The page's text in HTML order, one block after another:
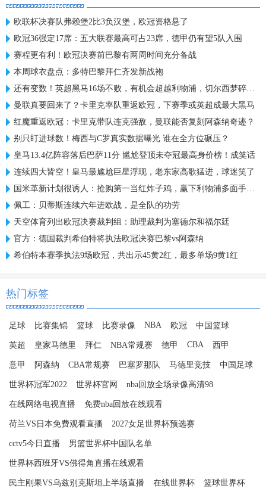
欧联杯决赛队弗赖堡2比3负汉堡，欧冠资格悬了
欧冠36强定17席：五大联赛最高可占23席，德甲仍有望5队入围
赛程更有利！欧冠决赛前巴黎有两周时间充分备战
本周球衣盘点：多特巴黎拜仁齐发新战袍
还有变数！英超黑马16场不败，有机会超越利物浦，切尔西梦碎欧冠
曼联真要回来了？卡里克率队重返欧冠，下赛季或英超成最大黑马
红魔重返欧冠：卡里克带队连克强敌，曼联能否复刻阿森纳奇迹？
别只盯进球数！梅西与C罗真实数据曝光 谁在全方位碾压？
皇马13.4亿阵容落后巴萨11分 尴尬登顶未夺冠最高身价榜！成笑话
连续四大皆空！皇马最尴尬巨星浮现，老东家高歌猛进，球迷笑了
国米革新计划很诱人：抢购第一当红炸子鸡，赢下利物浦多面手信任
佩工：贝蒂斯连续六年进欧战，是全队的功劳
天空体育列出欧冠决赛裁判组：助理裁判为塞德尔和福尔廷
官方：德国裁判希伯特将执法欧冠决赛巴黎vs阿森纳
希伯特本赛季执法9场欧冠，共出示45黄2红，最多单场9黄1红
热门标签
足球 比赛集锦 篮球 比赛录像 NBA 欧冠 中国篮球
英超 皇家马德里 拜仁 NBA常规赛 德甲 CBA 西甲
意甲 阿森纳 CBA常规赛 巴塞罗那队 马德里竞技 中国足球
世界杯冠军2022 世界杯官网 nba回放全场录像高清98
在线网络电视直播 免费nba回放在线观看
荷兰VS日本免费观看直播 2027女足世界杯预选赛
cctv5今日直播 男篮世界杯中国队名单
世界杯西班牙VS佛得角直播在线观看
民主刚果VS乌兹别克斯坦上半场直播 在线世界杯 篮球世界杯